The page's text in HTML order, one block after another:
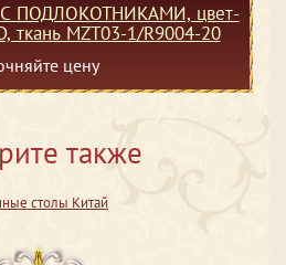
ПОДЛОКОТНИКАМИ, цвет-
ткань MZT03-1/R9004-20
цену
также
столы Китай